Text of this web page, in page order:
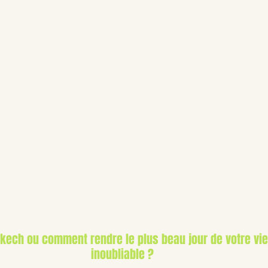
ou comment rendre le plus beau jour de votre
inoubliable ?